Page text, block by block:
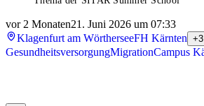
vor 2 Monaten21. Juni 2026 um 07:33
Klagenfurt am WörtherseeFH Kärnten +3
GesundheitsversorgungMigrationCampus